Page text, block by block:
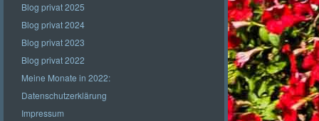
Blog privat 2025
Blog privat 2024
Blog privat 2023
Blog privat 2022
Meine Monate in 2022:
Datenschutzerklärung
Impressum